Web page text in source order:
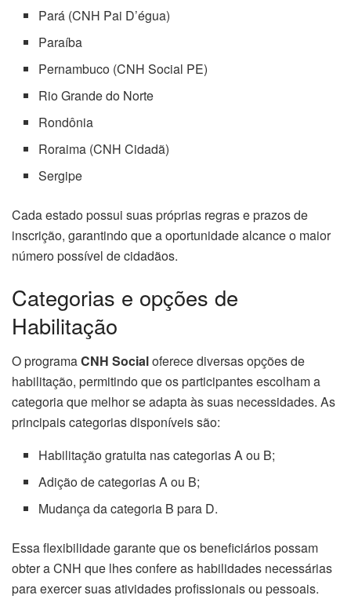
Pará (CNH Pai D’égua)
Paraíba
Pernambuco (CNH Social PE)
Rio Grande do Norte
Rondônia
Roraima (CNH Cidadã)
Sergipe
Cada estado possui suas próprias regras e prazos de
inscrição, garantindo que a oportunidade alcance o maior
número possível de cidadãos.
Categorias e opções de
Habilitação
O programaCNH Socialoferece diversas opções de
habilitação, permitindo que os participantes escolham a
categoria que melhor se adapta às suas necessidades. As
principais categorias disponíveis são:
Habilitação gratuita nas categorias A ou B;
Adição de categorias A ou B;
Mudança da categoria B para D.
Essa flexibilidade garante que os beneficiários possam
obter a CNH que lhes confere as habilidades necessárias
para exercer suas atividades profissionais ou pessoais.